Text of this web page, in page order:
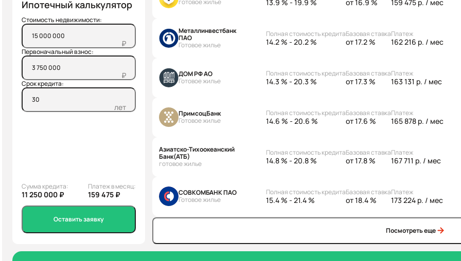
Ипотечный калькулятор
Стоимость недвижимости:
₽
Первоначальный взнос:
₽
Срок кредита:
лет
Сумма кредита:
11 250 000 ₽
Платеж в месяц:
159 475 ₽
Оставить заявку
готовое жилье
13.9 % - 19.9 % от 16.9 % 159 475 р. / мес
Металлинвестбанк
ПАО
Готовое жилье
Полная стоимость кредита
14.2 % - 20.2 %
Базовая ставка
от 17.2 %
Платеж
162 216 р. / мес
ДОМ РФ АО
Готовое жилье
Полная стоимость кредита
14.3 % - 20.3 %
Базовая ставка
от 17.3 %
Платеж
163 131 р. / мес
ПримсоцБанк
Готовое жилье
Полная стоимость кредита
14.6 % - 20.6 %
Базовая ставка
от 17.6 %
Платеж
165 878 р. / мес
Азиатско-Тихоокеанский
Банк(АТБ)
готовое жилье
Полная стоимость кредита
14.8 % - 20.8 %
Базовая ставка
от 17.8 %
Платеж
167 711 р. / мес
СОВКОМБАНК ПАО
Готовое жилье
Полная стоимость кредита
15.4 % - 21.4 %
Базовая ставка
от 18.4 %
Платеж
173 224 р. / мес
Посмотреть еще